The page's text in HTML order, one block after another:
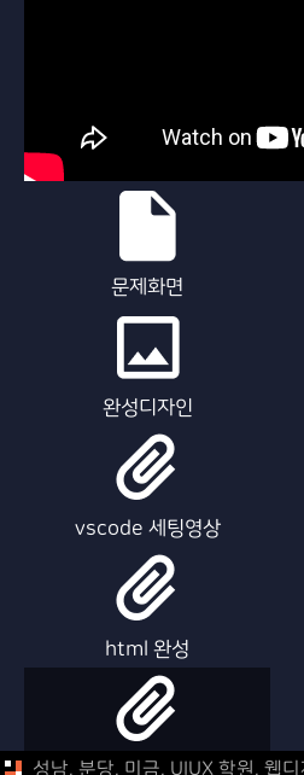
문제화면
완성디자인
vscode 세팅영상
html 완성
html 제작영상
성남, 분당, 미금, UIUX 학원, 웹